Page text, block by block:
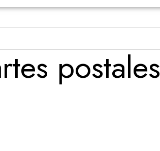
postales